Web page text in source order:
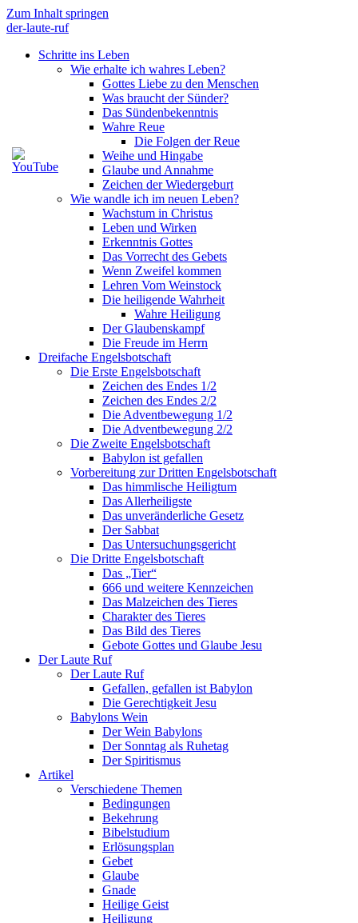
Zum Inhalt springen
der-laute-ruf
Schritte ins Leben
Wie erhalte ich wahres Leben?
Gottes Liebe zu den Menschen
Was braucht der Sünder?
Das Sündenbekenntnis
Wahre Reue
Die Folgen der Reue
Weihe und Hingabe
Glaube und Annahme
Zeichen der Wiedergeburt
Wie wandle ich im neuen Leben?
Wachstum in Christus
Leben und Wirken
Erkenntnis Gottes
Das Vorrecht des Gebets
Wenn Zweifel kommen
Lehren Vom Weinstock
Die heiligende Wahrheit
Wahre Heiligung
Der Glaubenskampf
Die Freude im Herrn
Dreifache Engelsbotschaft
Die Erste Engelsbotschaft
Zeichen des Endes 1/2
Zeichen des Endes 2/2
Die Adventbewegung 1/2
Die Adventbewegung 2/2
Die Zweite Engelsbotschaft
Babylon ist gefallen
Vorbereitung zur Dritten Engelsbotschaft
Das himmlische Heiligtum
Das Allerheiligste
Das unveränderliche Gesetz
Der Sabbat
Das Untersuchungsgericht
Die Dritte Engelsbotschaft
Das „Tier“
666 und weitere Kennzeichen
Das Malzeichen des Tieres
Charakter des Tieres
Das Bild des Tieres
Gebote Gottes und Glaube Jesu
Der Laute Ruf
Der Laute Ruf
Gefallen, gefallen ist Babylon
Die Gerechtigkeit Jesu
Babylons Wein
Der Wein Babylons
Der Sonntag als Ruhetag
Der Spiritismus
Artikel
Verschiedene Themen
Bedingungen
Bekehrung
Bibelstudium
Erlösungsplan
Gebet
Glaube
Gnade
Heilige Geist
Heiligung